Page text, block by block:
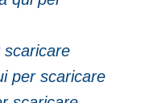
scaricare
per scaricare